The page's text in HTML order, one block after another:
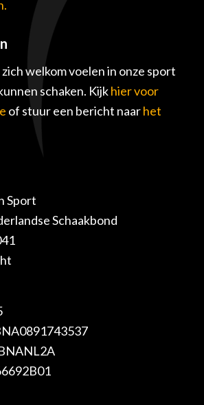
welkom voelen in onze sport
schaken. Kijkhier voor
of stuur een bericht naarhet
Sport
Schaakbond